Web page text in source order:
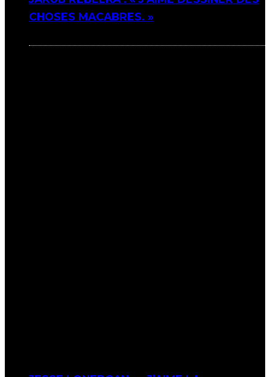
CHOSES MACABRES. »